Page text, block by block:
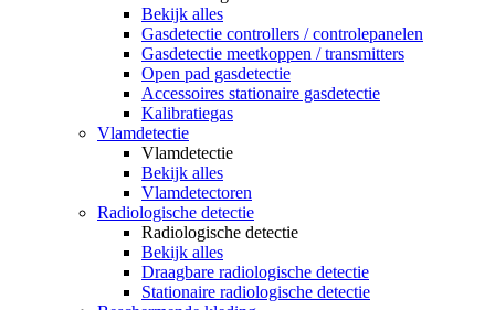
Bekijk alles
Gasdetectie controllers / controlepanelen
Gasdetectie meetkoppen / transmitters
Open pad gasdetectie
Accessoires stationaire gasdetectie
Kalibratiegas
Vlamdetectie
Vlamdetectie
Bekijk alles
Vlamdetectoren
Radiologische detectie
Radiologische detectie
Bekijk alles
Draagbare radiologische detectie
Stationaire radiologische detectie